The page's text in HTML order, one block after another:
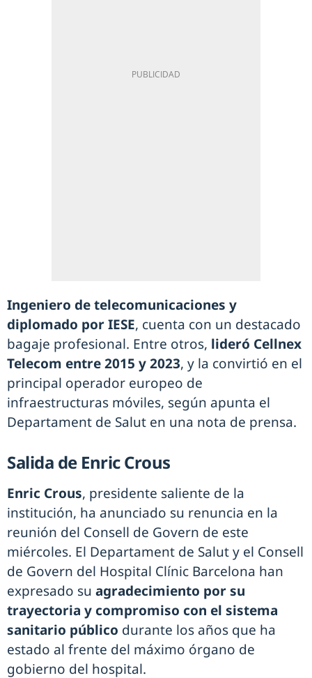
Ingeniero de telecomunicaciones y
diplomado por IESE, cuenta con un destacado
bagaje profesional. Entre otros, lideró Cellnex
Telecom entre 2015 y 2023, y la convirtió en el
principal operador europeo de
infraestructuras móviles, según apunta el
Departament de Salut en una nota de prensa.
Salida de Enric Crous
Enric Crous, presidente saliente de la
institución, ha anunciado su renuncia en la
reunión del Consell de Govern de este
miércoles. El Departament de Salut y el Consell
de Govern del Hospital Clínic Barcelona han
expresado su agradecimiento por su
trayectoria y compromiso con el sistema
sanitario público durante los años que ha
estado al frente del máximo órgano de
gobierno del hospital.